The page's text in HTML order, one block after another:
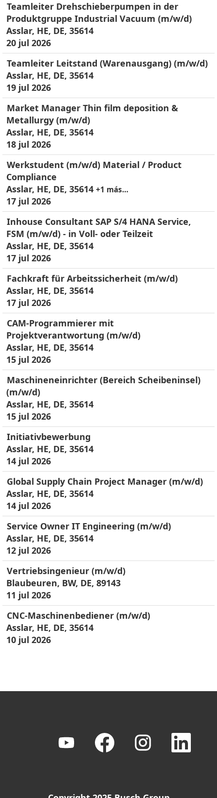
Teamleiter Drehschieberpumpen in der
Produktgruppe Industrial Vacuum (m/w/d)
Asslar, HE, DE, 35614
20 jul 2026
Teamleiter Leitstand (Warenausgang) (m/w/d)
Asslar, HE, DE, 35614
19 jul 2026
Market Manager Thin film deposition &
Metallurgy (m/w/d)
Asslar, HE, DE, 35614
18 jul 2026
Werkstudent (m/w/d) Material / Product
Compliance
Asslar, HE, DE, 35614 +1 más…
17 jul 2026
Inhouse Consultant SAP S/4 HANA Service,
FSM (m/w/d) - in Voll- oder Teilzeit
Asslar, HE, DE, 35614
17 jul 2026
Fachkraft für Arbeitssicherheit (m/w/d)
Asslar, HE, DE, 35614
17 jul 2026
CAM-Programmierer mit
Projektverantwortung (m/w/d)
Asslar, HE, DE, 35614
15 jul 2026
Maschineneinrichter (Bereich Scheibeninsel)
(m/w/d)
Asslar, HE, DE, 35614
15 jul 2026
Initiativbewerbung
Asslar, HE, DE, 35614
14 jul 2026
Global Supply Chain Project Manager (m/w/d)
Asslar, HE, DE, 35614
14 jul 2026
Service Owner IT Engineering (m/w/d)
Asslar, HE, DE, 35614
12 jul 2026
Vertriebsingenieur (m/w/d)
Blaubeuren, BW, DE, 89143
11 jul 2026
CNC-Maschinenbediener (m/w/d)
Asslar, HE, DE, 35614
10 jul 2026
e
S
e
a
S
e
a
S
a